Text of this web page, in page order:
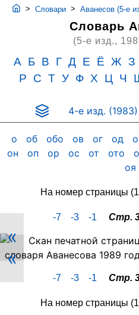
> Словари > Аванесов (5-е
Словарь
(5-е изд.,
А Б В Г Д Е Ё Ж З
Р
С Т У Ф Х Ц Ч
4-е изд. (1983)
о об обо ов ог од
он
оп ор ос от ото
оя
На номер страницы
-7 -3 -1 Стр.
Скан
PDF-
страницы
321
Аванесова
«
«
-7 -3 -1 Стр.
На номер страницы